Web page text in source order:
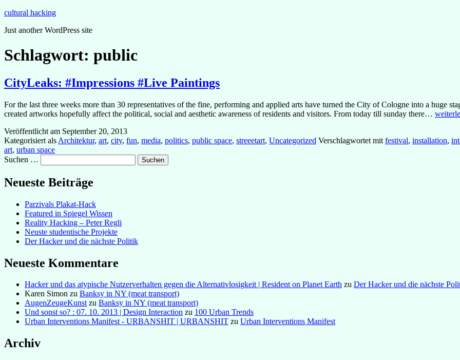
Zum
springen
cultural hacking
Just another WordPress site
Schlagwort: public
CityLeaks: #Impressions #Live Paintings
For the last three weeks more than 30 representatives of the fine, performing and applied arts have turned the City of Cologne into a huge
created artworks hopefully affect the political, social and aesthetic awareness of residents and visitors. From today till sunday there…
Veröffentlicht am September 20, 2013
Kategorisiert als Architektur, art, city, fun, media, politics, public space, streeetart, Uncategorized Verschlagwortet mit festival, installation,
art, urban space
Suchen …
Neueste Beiträge
Parzivals Plakat-Hack
Featured in Spiegel Wissen
Reality Hacking – Peter Regli
Neuste studentische Projekte
Der Hacker und die nächste Politik
Neueste Kommentare
Hacker und das atypische Nutzerverhalten gegen die Alternativlosigkeit | Resident on Planet Earth zu Der Hacker und die nächste
Karen Simon zu Banksy in NY (meat transport)
AugenZeugeKunstzu Banksy in NY (meat transport)
Und sonst so? : 07. 10. 2013 | Design Interaction zu 100 Urban Trends
Urban Interventions Manifest - URBANSHIT | URBANSHIT zu Urban Interventions Manifest
Archiv